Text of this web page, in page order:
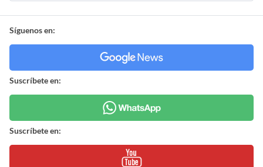
Síguenos en:
Suscríbete en:
Suscríbete en: